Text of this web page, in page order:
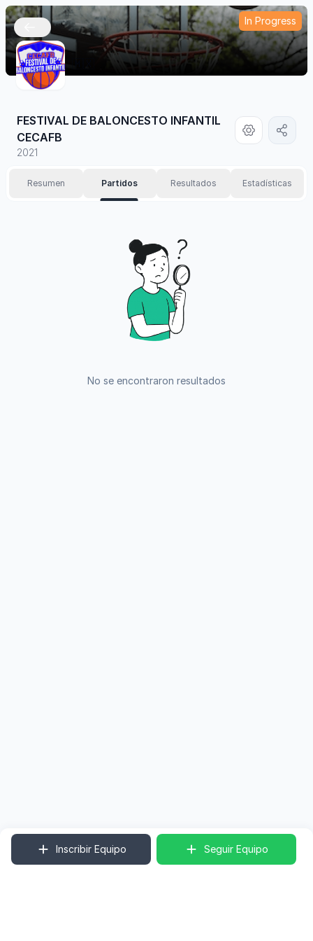
In Progress
FESTIVAL DE BALONCESTO INFANTIL
CECAFB
2021
Resumen Partidos Resultados Estadísticas
No se encontraron resultados
Inscribir Equipo Seguir Equipo